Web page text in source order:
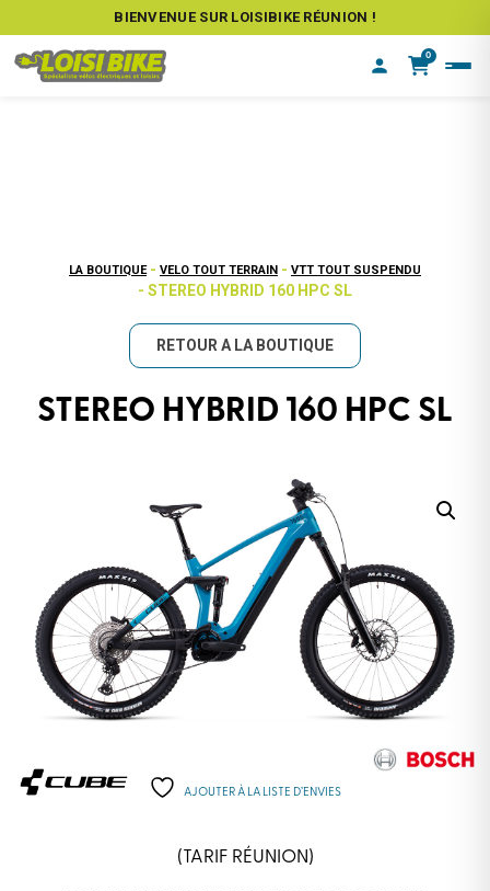
BIENVENUE SUR LOISIBIKE RÉUNION !
0
LA BOUTIQUE - VELO TOUT TERRAIN - VTT TOUT SUSPENDU
- STEREO HYBRID 160 HPC SL
RETOUR A LA BOUTIQUE
STEREO HYBRID 160 HPC SL
AJOUTER À LA LISTE D’ENVIES
(TARIF RÉUNION)